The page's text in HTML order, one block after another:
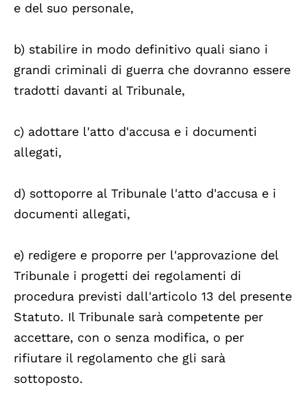
e del suo personale,
b) stabilire in modo definitivo quali siano i
grandi criminali di guerra che dovranno essere
tradotti davanti al Tribunale,
c) adottare l'atto d'accusa e i documenti
allegati,
d) sottoporre al Tribunale l'atto d'accusa e i
documenti allegati,
e) redigere e proporre per l'approvazione del
Tribunale i progetti dei regolamenti di
procedura previsti dall'articolo 13 del presente
Statuto. Il Tribunale sarà competente per
accettare, con o senza modifica, o per
rifiutare il regolamento che gli sarà
sottoposto.